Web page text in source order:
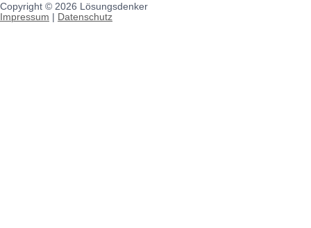
Copyright © 2026
Lösungsdenker
Impressum
Datenschutz